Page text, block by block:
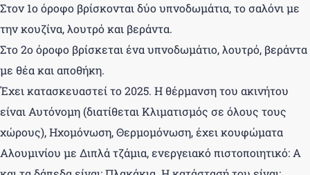
Στον 1ο όροφο βρίσκονται δύο υπνοδωμάτια, το σαλόνι με
την κουζίνα, λουτρό και βεράντα.
Στο 2ο όροφο βρίσκεται ένα υπνοδωμάτιο, λουτρό, βεράντα
με θέα και αποθήκη.
Έχει κατασκευαστεί το 2025. Η θέρμανση του ακινήτου
είναι Αυτόνομη (διατίθεται Κλιματισμός σε όλους τους
χώρους), Ηχομόνωση, Θερμομόνωση, έχει κουφώματα
Αλουμινίου με Διπλά τζάμια, ενεργειακό πιστοποιητικό: Α